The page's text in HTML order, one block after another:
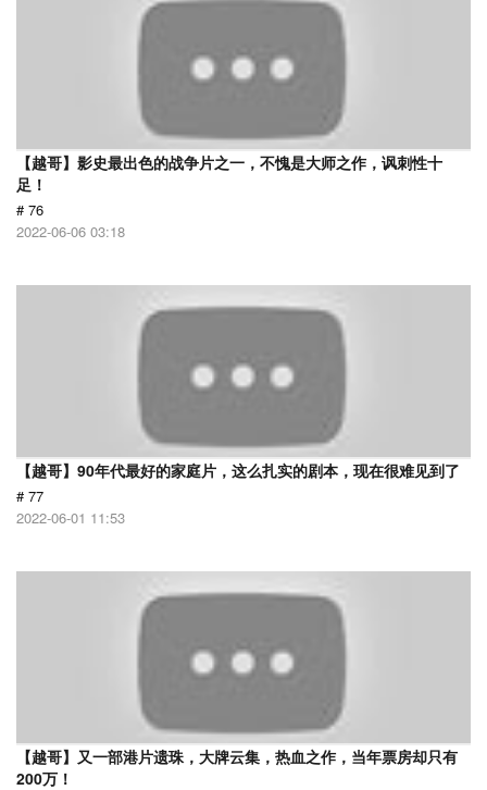
【越哥】影史最出色的战争片之一，不愧是大师之作，讽刺性十
足！
# 76
2022-06-06 03:18
【越哥】90年代最好的家庭片，这么扎实的剧本，现在很难见到了
# 77
2022-06-01 11:53
【越哥】又一部港片遗珠，大牌云集，热血之作，当年票房却只有
200万！